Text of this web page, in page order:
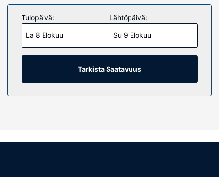
Kaikissa 100 huoneessa on ilmastointi ja taulutelevisio.
Mukavuuksiin kuuluu kaapelikanavat sekä ilmainen
langaton internetyhteys. Huoneissa on oma kylpyhuone, ja
sen varusteluun kuuluu suihkun ja kylpyammeen
yhdistelmä, ilmaiset hygieniatuotteet ja hiustenkuivaaja.
Huone siivotaan pyynnöstä. Huoneissa on tallelokero ja
kahvin-/vedenkeitin.
Kiinteistön miellyttävyys
internetyhteys, juhlasali ja myyntiautomaatti.
Tulopäivä:
La 8 Elokuu
Lähtöpäivä:
Su 9 Elokuu
Tarkista Saatavuus